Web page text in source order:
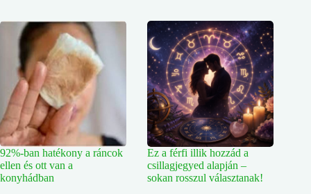
92%-ban hatékony a ráncok
ellen és ott van a
konyhádban
Ez a férfi illik hozzád a
csillagjegyed alapján –
sokan rosszul választanak!